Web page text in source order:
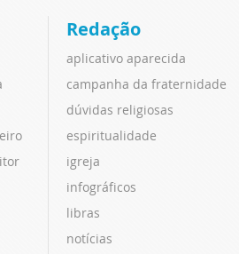
Redação
aplicativo aparecida
campanha da fraternidade
dúvidas religiosas
espiritualidade
igreja
infográficos
libras
notícias